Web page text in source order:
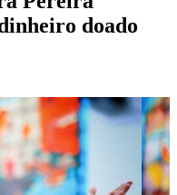
doado